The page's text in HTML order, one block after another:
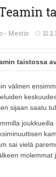
- Mestis
taistossa
välinen
sijaan saatu
sai vielä